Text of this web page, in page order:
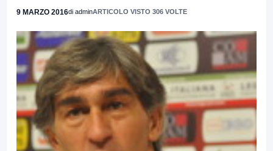
9 MARZO 2016di adminARTICOLO VISTO 306 VOLTE